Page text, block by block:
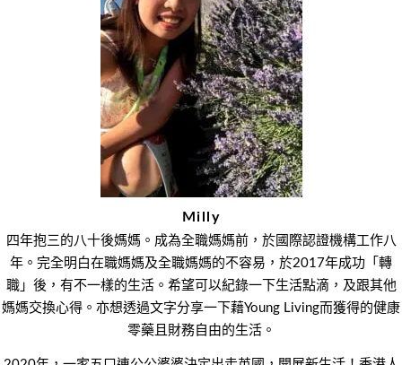
Milly
四年抱三的八十後媽媽。成為全職媽媽前，於國際認證機構工作八
年。完全明白在職媽媽及全職媽媽的不容易，於2017年成功「轉
職」後，有不一樣的生活。希望可以紀錄一下生活點滴，及跟其他
媽媽交換心得。亦想透過文字分享一下藉Young Living而獲得的健康
零藥且財務自由的生活。